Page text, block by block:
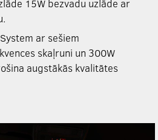
15W bezvadu uzlāde ar
ar sešiem
skaļruni un 300W
augstākās kvalitātes